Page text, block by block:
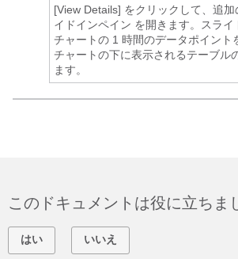
[View Details] をクリックして、追加
イドインペイン を開きます。 スライ
チャートの 1 時間のデータポイント
チャートの下に表示されるテーブル
ます。
このドキュメントは役に立ちま
はい いいえ